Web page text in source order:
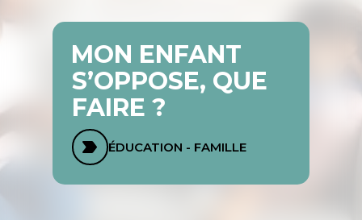
MON ENFANT
S’OPPOSE, QUE
FAIRE ?
ÉDUCATION - FAMILLE